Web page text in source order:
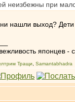
неизбежны при
нашли выход?
японцев -
Тращи Samantabhadra